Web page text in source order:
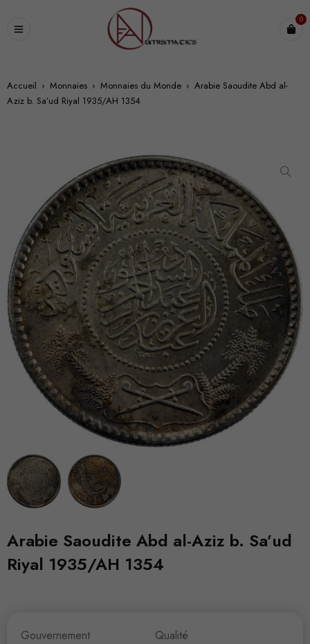
0
Accueil › Monnaies › Monnaies du Monde › Arabie Saoudite Abd al-
Aziz b. Sa’ud Riyal 1935/AH 1354
Arabie Saoudite Abd al-Aziz b. Sa’ud
Riyal 1935/AH 1354
Gouvernement
Qualité